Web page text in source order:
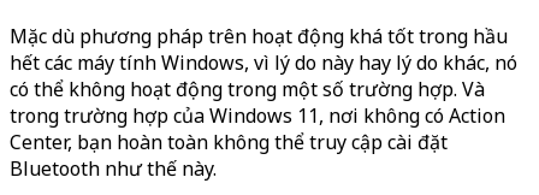
Mặc dù phương pháp trên hoạt động khá tốt trong hầu
hết các máy tính Windows, vì lý do này hay lý do khác, nó
có thể không hoạt động trong một số trường hợp. Và
trong trường hợp của Windows 11, nơi không có Action
Center, bạn hoàn toàn không thể truy cập cài đặt
Bluetooth như thế này.